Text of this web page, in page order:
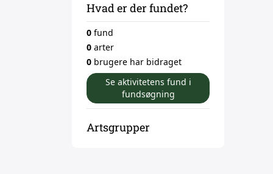
Hvad er der fundet?
0 fund
0 arter
0 brugere har bidraget
Se aktivitetens fund i
fundsøgning
Artsgrupper